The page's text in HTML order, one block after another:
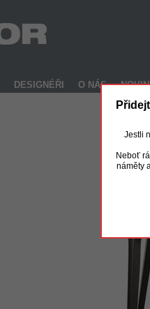
DESIGNÉŘI O NÁS
Jestli
Neboť
náměty